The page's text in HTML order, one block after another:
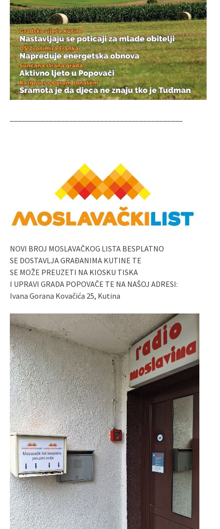
NOVI BROJ MOSLAVAČKOG LISTA BESPLATNO
SE DOSTAVLJA GRAĐANIMA KUTINE TE
SE MOŽE PREUZETI NA KIOSKU TISKA
I UPRAVI GRADA POPOVAČE TE NA NAŠOJ ADRESI:
Ivana Gorana Kovačića 25, Kutina